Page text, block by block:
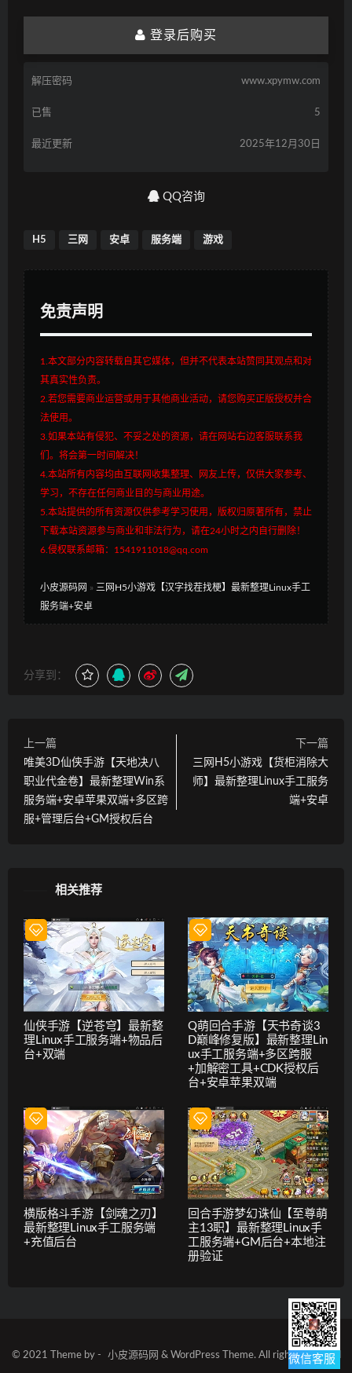
登录后购买
解压密码 www.xpymw.com
已售 5
最近更新 2025年12月30日
QQ咨询
H5 三网 安卓 服务端 游戏
免责声明
1.本文部分内容转载自其它媒体，但并不代表本站赞同其观点和对
其真实性负责。
2.若您需要商业运营或用于其他商业活动，请您购买正版授权并合
法使用。
3.如果本站有侵犯、不妥之处的资源，请在网站右边客服联系我
们。将会第一时间解决！
4.本站所有内容均由互联网收集整理、网友上传，仅供大家参考、
学习，不存在任何商业目的与商业用途。
5.本站提供的所有资源仅供参考学习使用，版权归原著所有，禁止
下载本站资源参与商业和非法行为，请在24小时之内自行删除！
6.侵权联系邮箱：1541911018@qq.com
小皮源码网 » 三网H5小游戏【汉字找茬找梗】最新整理Linux手工
服务端+安卓
分享到：
上一篇
唯美3D仙侠手游【天地决八
职业代金卷】最新整理Win系
服务端+安卓苹果双端+多区跨
服+管理后台+GM授权后台
下一篇
三网H5小游戏【货柜消除大
师】最新整理Linux手工服务
端+安卓
相关推荐
仙侠手游【逆苍穹】最新整
理Linux手工服务端+物品后
台+双端
Q萌回合手游【天书奇谈3
D巅峰修复版】最新整理Lin
ux手工服务端+多区跨服
+加解密工具+CDK授权后
台+安卓苹果双端
横版格斗手游【剑魂之刃】
最新整理Linux手工服务端
+充值后台
回合手游梦幻诛仙【至尊萌
主13职】最新整理Linux手
工服务端+GM后台+本地注
册验证
© 2021 Theme by - 小皮源码网 & WordPress Theme. All rights reserved
微信客服